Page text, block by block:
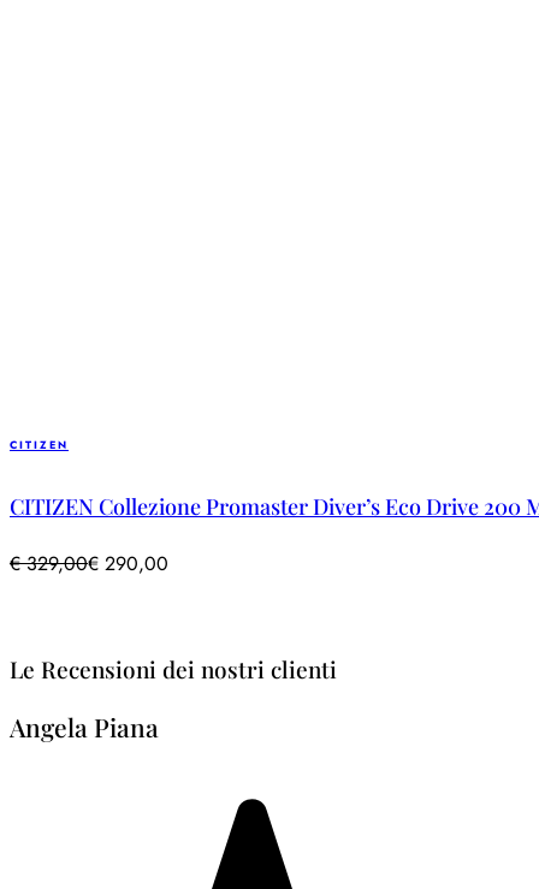
CITIZEN
CITIZEN Collezione Promaster Diver’s Eco Drive 200
€329,00€ 290,00
Le Recensioni dei nostri clienti
Angela Piana